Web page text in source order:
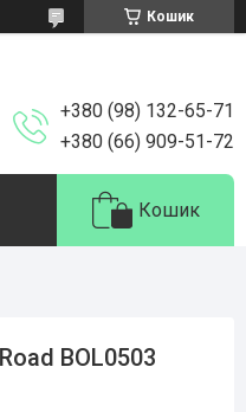
Кошик
+380 (98) 132-65-71
+380 (66) 909-51-72
Кошик
BOL0503